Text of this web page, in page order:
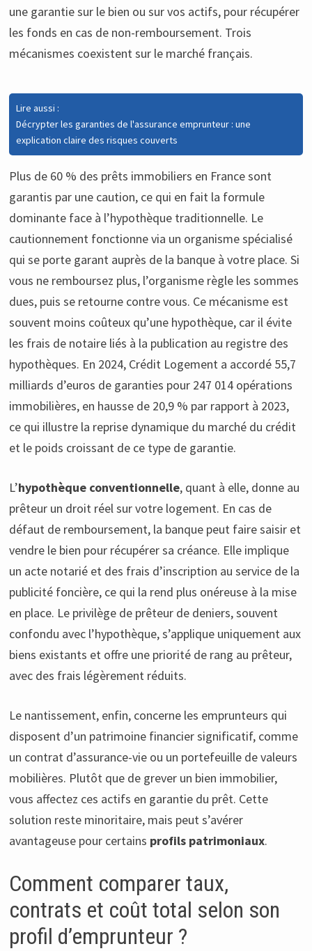
une garantie sur le bien ou sur vos actifs, pour récupérer
les fonds en cas de non-remboursement. Trois
mécanismes coexistent sur le marché français.
Lire aussi :
Décrypter les garanties de l'assurance emprunteur : une
explication claire des risques couverts
Plus de 60 % des prêts immobiliers en France sont
garantis par une caution, ce qui en fait la formule
dominante face à l’hypothèque traditionnelle. Le
cautionnement fonctionne via un organisme spécialisé
qui se porte garant auprès de la banque à votre place. Si
vous ne remboursez plus, l’organisme règle les sommes
dues, puis se retourne contre vous. Ce mécanisme est
souvent moins coûteux qu’une hypothèque, car il évite
les frais de notaire liés à la publication au registre des
hypothèques. En 2024, Crédit Logement a accordé 55,7
milliards d’euros de garanties pour 247 014 opérations
immobilières, en hausse de 20,9 % par rapport à 2023,
ce qui illustre la reprise dynamique du marché du crédit
et le poids croissant de ce type de garantie.
L’hypothèque conventionnelle, quant à elle, donne au
prêteur un droit réel sur votre logement. En cas de
défaut de remboursement, la banque peut faire saisir et
vendre le bien pour récupérer sa créance. Elle implique
un acte notarié et des frais d’inscription au service de la
publicité foncière, ce qui la rend plus onéreuse à la mise
en place. Le privilège de prêteur de deniers, souvent
confondu avec l’hypothèque, s’applique uniquement aux
biens existants et offre une priorité de rang au prêteur,
avec des frais légèrement réduits.
Le nantissement, enfin, concerne les emprunteurs qui
disposent d’un patrimoine financier significatif, comme
un contrat d’assurance-vie ou un portefeuille de valeurs
mobilières. Plutôt que de grever un bien immobilier,
vous affectez ces actifs en garantie du prêt. Cette
solution reste minoritaire, mais peut s’avérer
avantageuse pour certains profils patrimoniaux.
Comment comparer taux,
contrats et coût total selon son
profil d’emprunteur ?